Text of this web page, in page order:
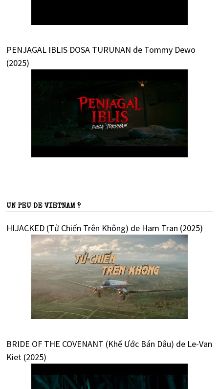
PENJAGAL IBLIS DOSA TURUNAN de Tommy Dewo
(2025)
UN PEU DE VIETNAM ?
HIJACKED (Tử Chiến Trên Không) de Ham Tran (2025)
BRIDE OF THE COVENANT (Khế Ước Bán Dâu) de Le-Van
Kiet (2025)